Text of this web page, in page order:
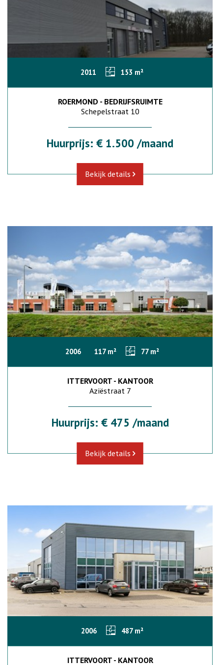
2011 153 m²
ROERMOND - BEDRIJFSRUIMTE
Schepelstraat 10
Huurprijs: € 1.500 /maand
Bekijk details
2006 117 m² 77 m²
ITTERVOORT - KANTOOR
Aziëstraat 7
Huurprijs: € 475 /maand
Bekijk details
2006 487 m²
ITTERVOORT - KANTOOR